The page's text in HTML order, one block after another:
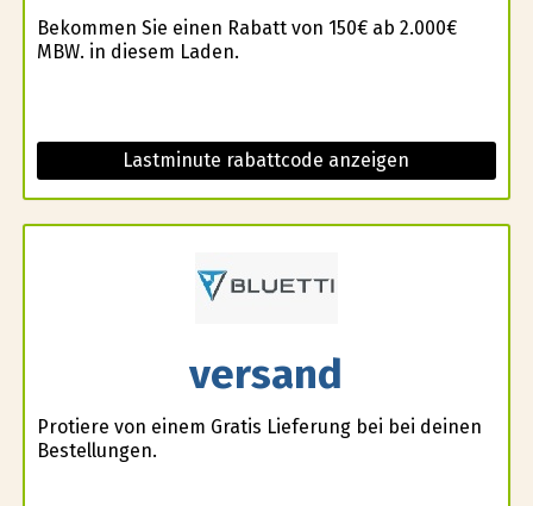
Bekommen Sie einen Rabatt von 150€ ab 2.000€
MBW. in diesem Laden.
Lastminute rabattcode anzeigen
versand
Profitiere von einem Gratis Lieferung bei bei deinen
Bestellungen.